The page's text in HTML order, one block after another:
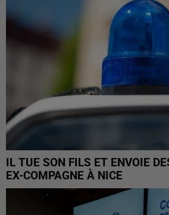
IL TUE SON FILS ET ENVOIE
EX-COMPAGNE À NICE